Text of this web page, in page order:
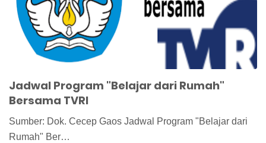
Jadwal Program "Belajar dari Rumah"
Bersama TVRI
Sumber: Dok. Cecep Gaos Jadwal Program "Belajar dari
Rumah" Ber…